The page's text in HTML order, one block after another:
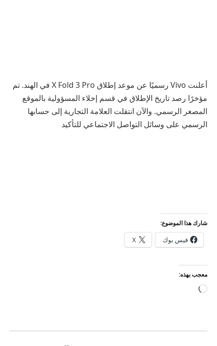
أعلنت Vivo رسميًا عن موعد إطلاق X Fold 3 Pro في الهند. تم
مؤخرًا رصد تاريخ الإطلاق في قسم إخلاء المسؤولية بالموقع
المصغر الرسمي. والآن انتقلت العلامة التجارية إلى حسابها
الرسمي على وسائل التواصل الاجتماعي للتأكيد
شارك هذا الموضوع:
فيس بوك X
معجب بهذه:
جاري